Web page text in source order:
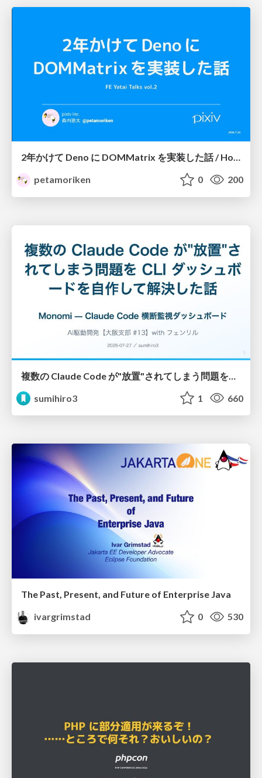
2年かけて Deno に DOMMatrix を実装した話 / How I implemented DOMMatrix in Deno over two years
petamoriken
0 200
sumihiro3
1 660
The Past, Present, and Future of Enterprise Java
ivargrimstad
0 530